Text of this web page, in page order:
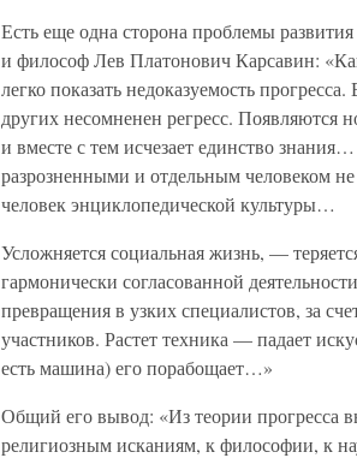
Есть еще одна сторона проблемы
и философ Лев Платонович Карсавин:
легко показать недоказуемость
других несомненен регресс. Появляются
и вместе с тем исчезает единство
разрозненными и отдельным человеком
человек энциклопедической культуры…
Усложняется социальная жизнь, —
гармонически согласованной
превращения в узких специалистов, за
участников. Растет техника — падает
есть машина) его порабощает…»
Общий его вывод: «Из теории прогресса
религиозным исканиям, к философии, к